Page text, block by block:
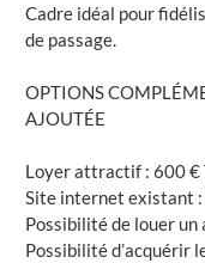
Cadre idéal pour
de passage.
OPTIONS
AJOUTÉE
Loyer attractif : 600 €
Site internet existant :
Possibilité de louer un
Possibilité d’acquérir